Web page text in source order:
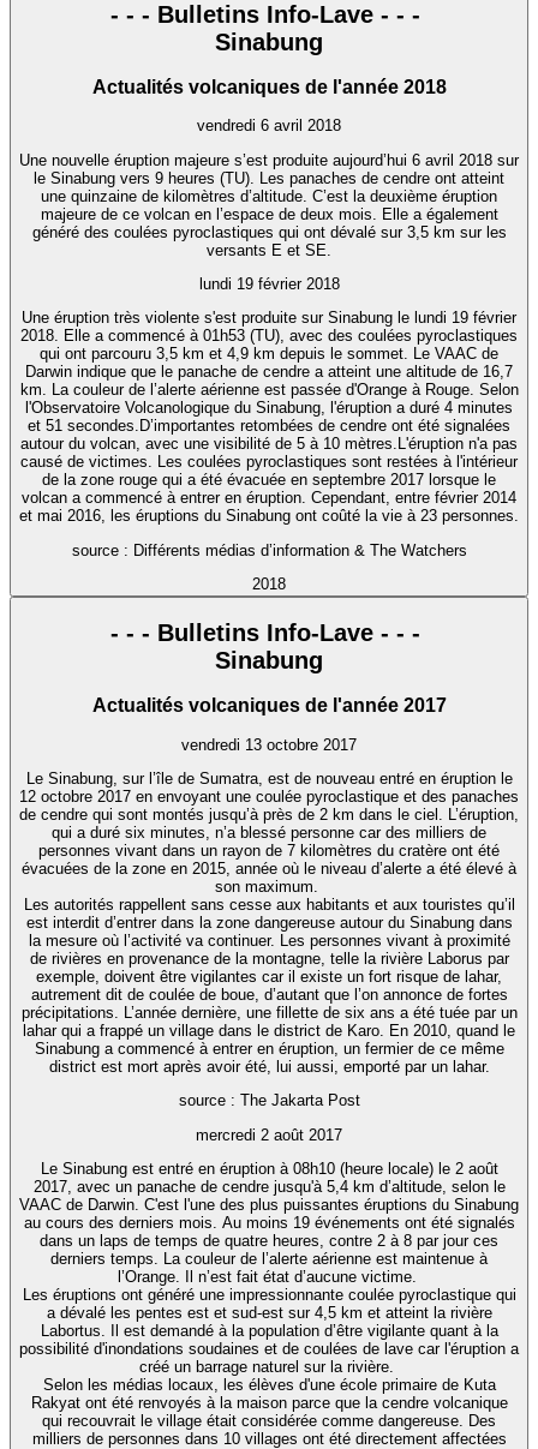
- - - Bulletins Info-Lave - - -
Sinabung
Actualités volcaniques de l'année 2018
vendredi 6 avril 2018
Une nouvelle éruption majeure s’est produite aujourd’hui 6 avril 2018 sur
le Sinabung vers 9 heures (TU). Les panaches de cendre ont atteint
une quinzaine de kilomètres d’altitude. C’est la deuxième éruption
majeure de ce volcan en l’espace de deux mois. Elle a également
généré des coulées pyroclastiques qui ont dévalé sur 3,5 km sur les
versants E et SE.
lundi 19 février 2018
Une éruption très violente s'est produite sur Sinabung le lundi 19 février
2018. Elle a commencé à 01h53 (TU), avec des coulées pyroclastiques
qui ont parcouru 3,5 km et 4,9 km depuis le sommet. Le VAAC de
Darwin indique que le panache de cendre a atteint une altitude de 16,7
km. La couleur de l’alerte aérienne est passée d'Orange à Rouge. Selon
l'Observatoire Volcanologique du Sinabung, l'éruption a duré 4 minutes
et 51 secondes.D’importantes retombées de cendre ont été signalées
autour du volcan, avec une visibilité de 5 à 10 mètres.L'éruption n'a pas
causé de victimes. Les coulées pyroclastiques sont restées à l'intérieur
de la zone rouge qui a été évacuée en septembre 2017 lorsque le
volcan a commencé à entrer en éruption. Cependant, entre février 2014
et mai 2016, les éruptions du Sinabung ont coûté la vie à 23 personnes.
source : Différents médias d’information & The Watchers
2018
- - - Bulletins Info-Lave - - -
Sinabung
Actualités volcaniques de l'année 2017
vendredi 13 octobre 2017
Le Sinabung, sur l’île de Sumatra, est de nouveau entré en éruption le
12 octobre 2017 en envoyant une coulée pyroclastique et des panaches
de cendre qui sont montés jusqu’à près de 2 km dans le ciel. L’éruption,
qui a duré six minutes, n’a blessé personne car des milliers de
personnes vivant dans un rayon de 7 kilomètres du cratère ont été
évacuées de la zone en 2015, année où le niveau d’alerte a été élevé à
son maximum.
Les autorités rappellent sans cesse aux habitants et aux touristes qu’il
est interdit d’entrer dans la zone dangereuse autour du Sinabung dans
la mesure où l’activité va continuer. Les personnes vivant à proximité
de rivières en provenance de la montagne, telle la rivière Laborus par
exemple, doivent être vigilantes car il existe un fort risque de lahar,
autrement dit de coulée de boue, d’autant que l’on annonce de fortes
précipitations. L’année dernière, une fillette de six ans a été tuée par un
lahar qui a frappé un village dans le district de Karo. En 2010, quand le
Sinabung a commencé à entrer en éruption, un fermier de ce même
district est mort après avoir été, lui aussi, emporté par un lahar.
source : The Jakarta Post
mercredi 2 août 2017
Le Sinabung est entré en éruption à 08h10 (heure locale) le 2 août
2017, avec un panache de cendre jusqu'à 5,4 km d’altitude, selon le
VAAC de Darwin. C'est l'une des plus puissantes éruptions du Sinabung
au cours des derniers mois. Au moins 19 événements ont été signalés
dans un laps de temps de quatre heures, contre 2 à 8 par jour ces
derniers temps. La couleur de l’alerte aérienne est maintenue à
l’Orange. Il n’est fait état d’aucune victime.
Les éruptions ont généré une impressionnante coulée pyroclastique qui
a dévalé les pentes est et sud-est sur 4,5 km et atteint la rivière
Labortus. Il est demandé à la population d’être vigilante quant à la
possibilité d'inondations soudaines et de coulées de lave car l'éruption a
créé un barrage naturel sur la rivière.
Selon les médias locaux, les élèves d'une école primaire de Kuta
Rakyat ont été renvoyés à la maison parce que la cendre volcanique
qui recouvrait le village était considérée comme dangereuse. Des
milliers de personnes dans 10 villages ont été directement affectées